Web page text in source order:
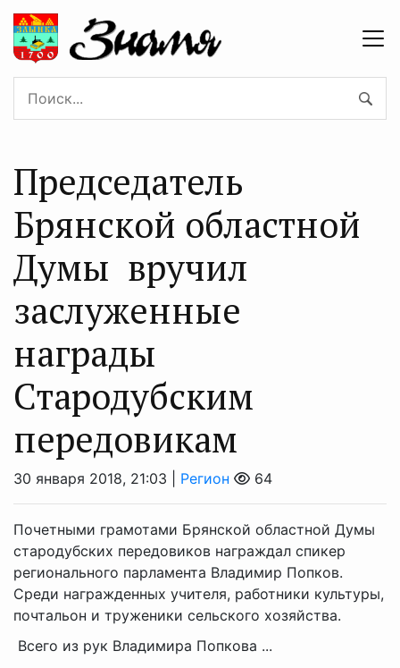
Председатель
Брянской областной
Думы вручил
заслуженные
награды
Стародубским
передовикам
30 января 2018, 21:03 | Регион 64
Почетными грамотами Брянской областной Думы
стародубских передовиков награждал спикер
регионального парламента Владимир Попков.
Среди награжденных учителя, работники культуры,
почтальон и труженики сельского хозяйства.
Всего из рук Владимира Попкова ...